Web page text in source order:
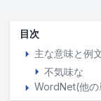
目次
主な意味と例
不気味な
WordNet(他の